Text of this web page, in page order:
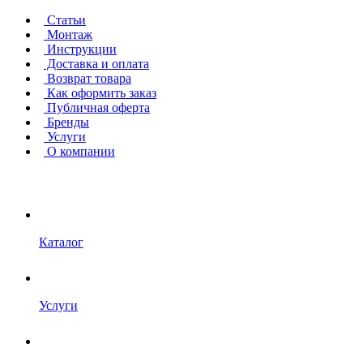
Статьи
Монтаж
Инструкции
Доставка и оплата
Возврат товара
Как оформить заказ
Публичная оферта
Бренды
Услуги
О компании
Каталог
Услуги